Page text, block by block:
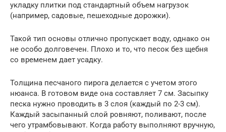
укладку плитки под стандартный объем нагрузок
(например, садовые, пешеходные дорожки).
Такой тип основы отлично пропускает воду, однако он
не особо долговечен. Плохо и то, что песок без щебня
со временем дает усадку.
Толщина песчаного пирога делается с учетом этого
нюанса. В готовом виде она составляет 7 см. Засыпку
песка нужно проводить в 3 слоя (каждый по 2-3 см).
Каждый засыпанный слой ровняют, поливают, после
чего утрамбовывают. Когда работу выполняют вручную,